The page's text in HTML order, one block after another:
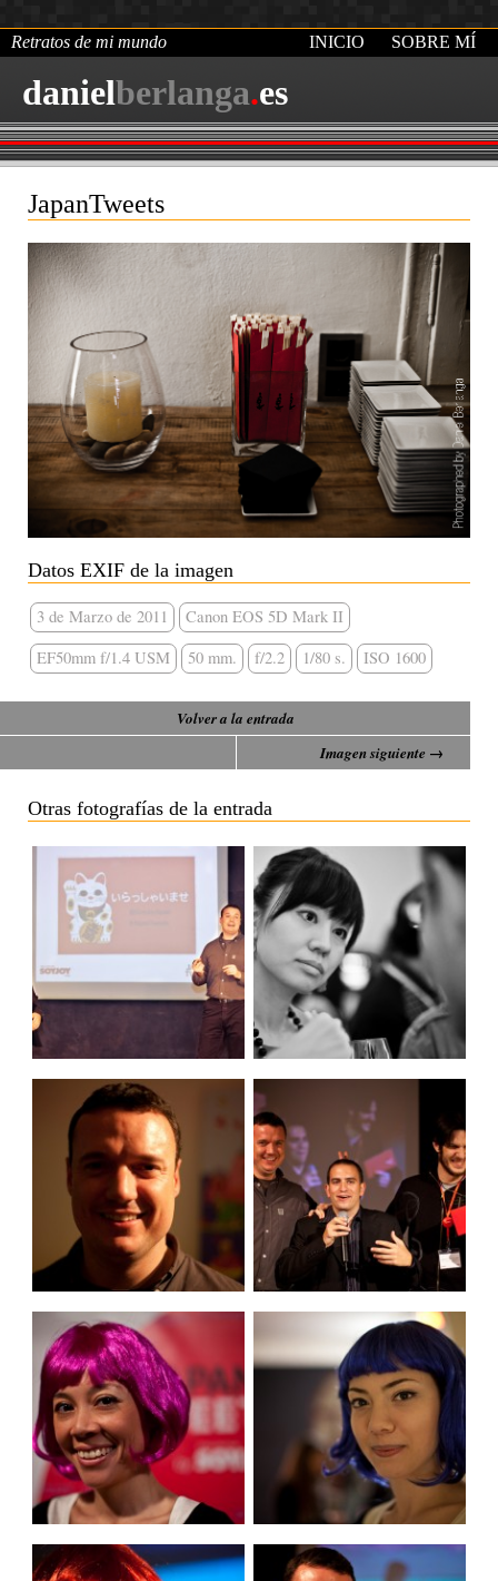
danielberlanga.es
Retratos de mi mundo INICIO SOBRE MÍ
JapanTweets
Datos EXIF de la imagen
3 de Marzo de 2011
Canon EOS 5D Mark II
EF50mm f/1.4 USM
50 mm. f/2.2 1/80 s. ISO 1600
Volver a la entrada
Imagen siguiente →
Otras fotografías de la entrada